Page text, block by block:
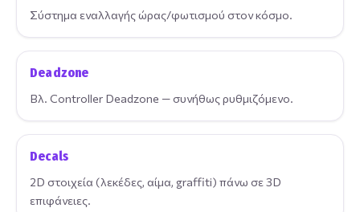
Σύστημα εναλλαγής ώρας/φωτισμού στον κόσμο.
Deadzone
Βλ. Controller Deadzone — συνήθως ρυθμιζόμενο.
Decals
2D στοιχεία (λεκέδες, αίμα, graffiti) πάνω σε 3D
επιφάνειες.